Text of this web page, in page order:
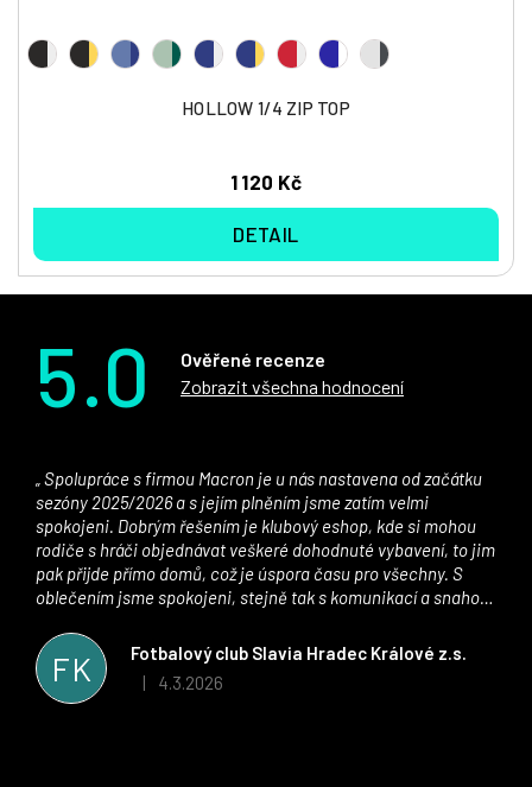
HOLLOW 1/4 ZIP TOP
1 120 Kč
DETAIL
5.0
Ověřené recenze
Zobrazit všechna hodnocení
FK
Fotbalový club Slavia Hradec Králové z.s.
Hodnocení obchodu je 5 z 5 hvězdiček.
| 4.3.2026
sezóny 2025/2026 a s jejím plněním jsme zatím velmi
spokojeni. Dobrým řešením je klubový eshop, kde si mohou
rodiče s hráči objednávat veškeré dohodnuté vybavení, to jim
pak přijde přímo domů, což je úspora času pro všechny. S
oblečením jsme spokojeni, stejně tak s komunikací a snahou
stran. Věříme, že v tomto duchu bude spolupráce pokračovat
i nadále, nyní už začínáme řešit i první sady dresů ;)